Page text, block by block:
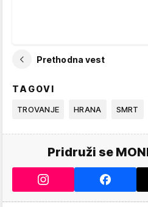
Prethodna vest
TAGOVI
TROVANJE HRANA SMRT
Pridruži se